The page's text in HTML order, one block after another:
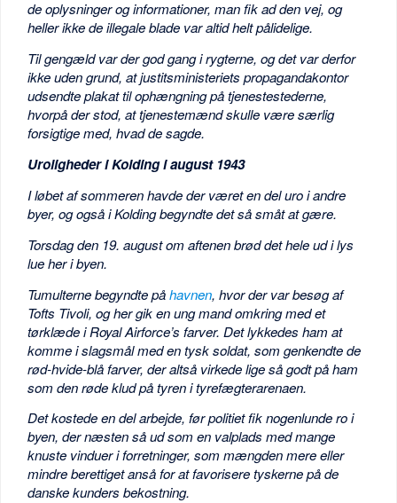
de oplysninger og informationer, man fik ad den vej, og
heller ikke de illegale blade var altid helt pålidelige.
Til gengæld var der god gang i rygterne, og det var derfor
ikke uden grund, at justitsministeriets propagandakontor
udsendte plakat til ophængning på tjenestestederne,
hvorpå der stod, at tjenestemænd skulle være særlig
forsigtige med, hvad de sagde.
Uroligheder i Kolding i august 1943
I løbet af sommeren havde der været en del uro i andre
byer, og også i Kolding begyndte det så småt at gære.
Torsdag den 19. august om aftenen brød det hele ud i lys
lue her i byen.
Tumulterne begyndte påhavnen, hvor der var besøg af
Tofts Tivoli, og her gik en ung mand omkring med et
tørklæde i Royal Airforce’s farver. Det lykkedes ham at
komme i slagsmål med en tysk soldat, som genkendte de
rød-hvide-blå farver, der altså virkede lige så godt på ham
som den røde klud på tyren i tyrefægterarenaen.
Det kostede en del arbejde, før politiet fik nogenlunde ro i
byen, der næsten så ud som en valplads med mange
knuste vinduer i forretninger, som mængden mere eller
mindre berettiget anså for at favorisere tyskerne på de
danske kunders bekostning.